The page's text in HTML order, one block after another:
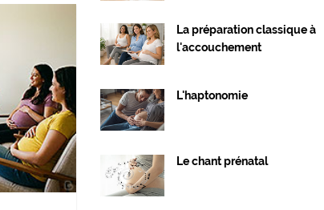
La préparation classique à
l'accouchement
L'haptonomie
Le chant prénatal